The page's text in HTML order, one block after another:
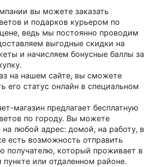
вы можете заказать
и подарков курьером по
ведь мы постоянно проводим
выгодные скидки на
и начисляем бонусные баллы за
на нашем сайте, вы сможете
его статус онлайн в специальном
магазин предлагает бесплатную
по городу. Вы можете
на любой адрес: домой, на работу, в
есть возможность отправить
получателю, который проживает в
пункте или отдаленном районе.